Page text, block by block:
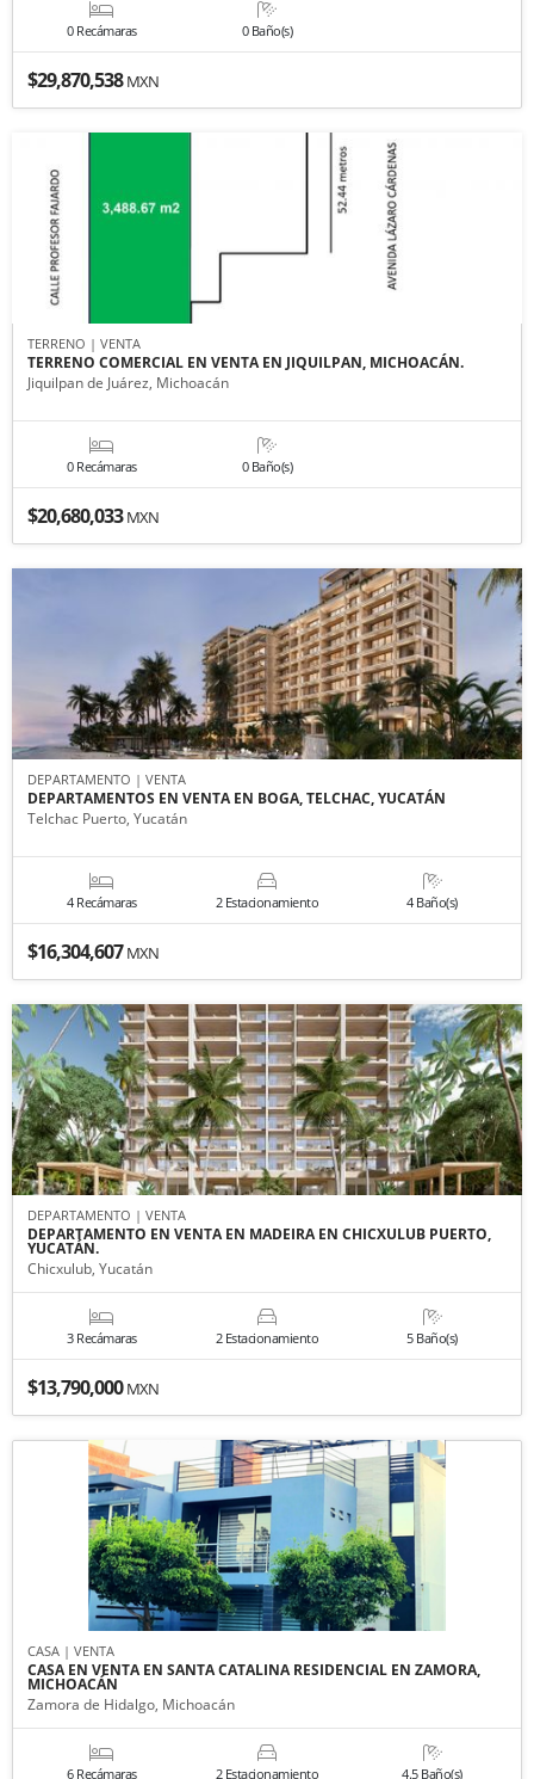
0 Recámaras 0 Baño(s)
$29,870,538MXN
TERRENO | VENTA
TERRENO COMERCIAL EN VENTA EN JIQUILPAN, MICHOACÁN.
Jiquilpan de Juárez, Michoacán
0 Recámaras 0 Baño(s)
$20,680,033MXN
DEPARTAMENTO | VENTA
DEPARTAMENTOS EN VENTA EN BOGA, TELCHAC, YUCATÁN
Telchac Puerto, Yucatán
4 Recámaras 2 Estacionamiento 4 Baño(s)
$16,304,607MXN
DEPARTAMENTO | VENTA
DEPARTAMENTO EN VENTA EN MADEIRA EN CHICXULUB PUERTO,
YUCATÁN.
Chicxulub, Yucatán
3 Recámaras 2 Estacionamiento 5 Baño(s)
$13,790,000MXN
CASA | VENTA
CASA EN VENTA EN SANTA CATALINA RESIDENCIAL EN ZAMORA,
MICHOACÁN
Zamora de Hidalgo, Michoacán
6 Recámaras 2 Estacionamiento 4.5 Baño(s)